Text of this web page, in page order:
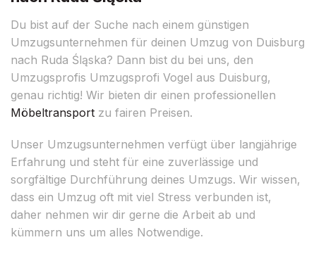
Du bist auf der Suche nach einem günstigen
Umzugsunternehmen für deinen Umzug von Duisburg
nach Ruda Śląska? Dann bist du bei uns, den
Umzugsprofis Umzugsprofi Vogel aus Duisburg,
genau richtig! Wir bieten dir einen professionellen
Möbeltransport zu fairen Preisen.
Unser Umzugsunternehmen verfügt über langjährige
Erfahrung und steht für eine zuverlässige und
sorgfältige Durchführung deines Umzugs. Wir wissen,
dass ein Umzug oft mit viel Stress verbunden ist,
daher nehmen wir dir gerne die Arbeit ab und
kümmern uns um alles Notwendige.